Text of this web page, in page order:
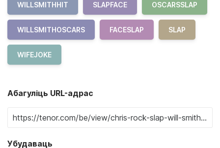
WILLSMITHHIT SLAPFACE OSCARSSLAP
WILLSMITHOSCARS FACESLAP SLAP
WIFEJOKE
Абагуліць URL-адрас
Убудаваць